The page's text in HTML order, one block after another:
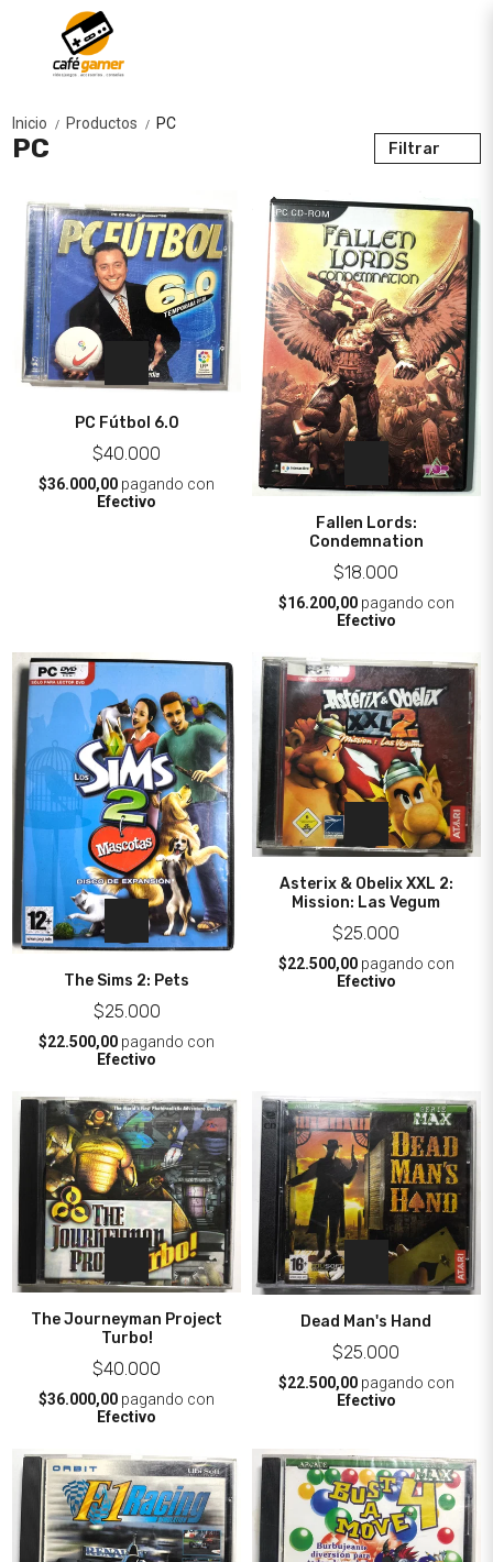
Inicio / Productos / PC
PC Filtrar
PC Fútbol 6.0
$40.000
$36.000,00 pagando con
Efectivo
Fallen Lords:
Condemnation
$18.000
$16.200,00pagando con
Efectivo
The Sims 2: Pets
$25.000
$22.500,00 pagando con
Efectivo
Asterix & Obelix XXL 2:
Mission: Las Vegum
$25.000
$22.500,00pagando con
Efectivo
The Journeyman Project
Turbo!
$40.000
$36.000,00 pagando con
Efectivo
Dead Man's Hand
$25.000
$22.500,00pagando con
Efectivo